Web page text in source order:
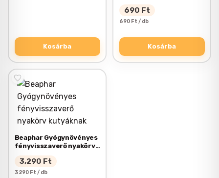
Kosárba
65cm
690 Ft
690 Ft / db
Kosárba
Beaphar Gyógynövényes
fényvisszaverő nyakörv
kutyáknak
3,290 Ft
3 290 Ft / db